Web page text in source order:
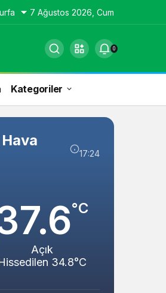
7 Ağustos 2026, Cum
0
Kategoriler
17:24
°C
Açık
34.8°C